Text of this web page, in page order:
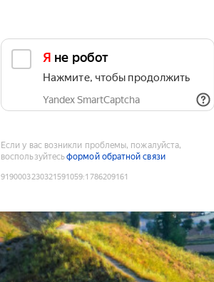
Я не робот
Нажмите, чтобы продолжить
Yandex SmartCaptcha
Если у вас возникли проблемы, пожалуйста,
воспользуйтесьформой обратной связи
9190003230321591059:1786209161